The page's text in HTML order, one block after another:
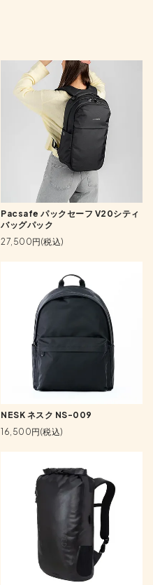
Pacsafe パックセーフ V20シティ
バッグパック
27,500円(税込)
NESK ネスク NS-009
16,500円(税込)